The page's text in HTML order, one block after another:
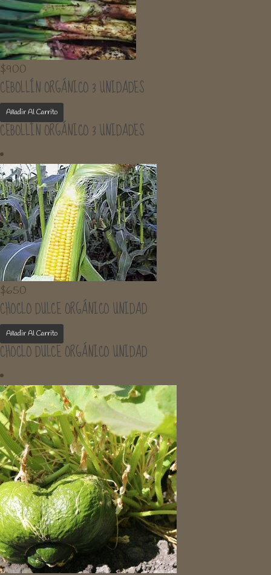
$900
CEBOLLÍN ORGÁNICO 3 UNIDADES
Añadir Al Carrito
CEBOLLÍN ORGÁNICO 3 UNIDADES
$650
CHOCLO DULCE ORGÁNICO UNIDAD
Añadir Al Carrito
CHOCLO DULCE ORGÁNICO UNIDAD